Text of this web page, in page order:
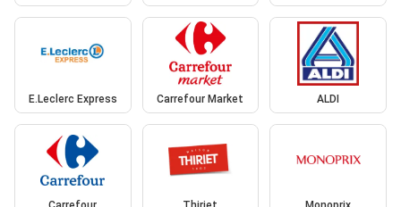
E.Leclerc Express Carrefour Market ALDI